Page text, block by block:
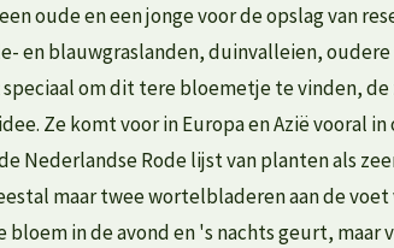
oude en een jonge voor de opslag van
en blauwgraslanden, duinvalleien,
om dit tere bloemetje te vinden,
Ze komt voor in Europa en Azië vooral
Nederlandse Rode lijst van planten als
maar twee wortelbladeren aan de
bloem in de avond en 's nachts geurt, maar